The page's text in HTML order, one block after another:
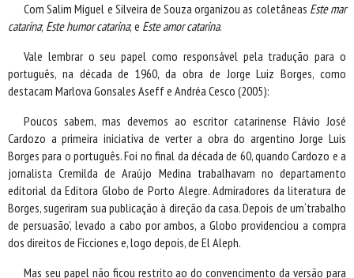
Com Salim Miguel e Silveira de Souza organizou as coletâneas Este mar
catarina; Este humor catarina; e Este amor catarina.
Vale lembrar o seu papel como responsável pela tradução para o
português, na década de 1960, da obra de Jorge Luiz Borges, como
destacam Marlova Gonsales Aseff e Andréa Cesco (2005):
Poucos sabem, mas devemos ao escritor catarinense Flávio José
Cardozo a primeira iniciativa de verter a obra do argentino Jorge Luis
Borges para o português. Foi no final da década de 60, quando Cardozo e a
jornalista Cremilda de Araújo Medina trabalhavam no departamento
editorial da Editora Globo de Porto Alegre. Admiradores da literatura de
Borges, sugeriram sua publicação à direção da casa. Depois de um‘trabalho
de persuasão’, levado a cabo por ambos, a Globo providenciou a compra
dos direitos de Ficciones e, logo depois, de El Aleph.
Mas seu papel não ficou restrito ao do convencimento da versão para